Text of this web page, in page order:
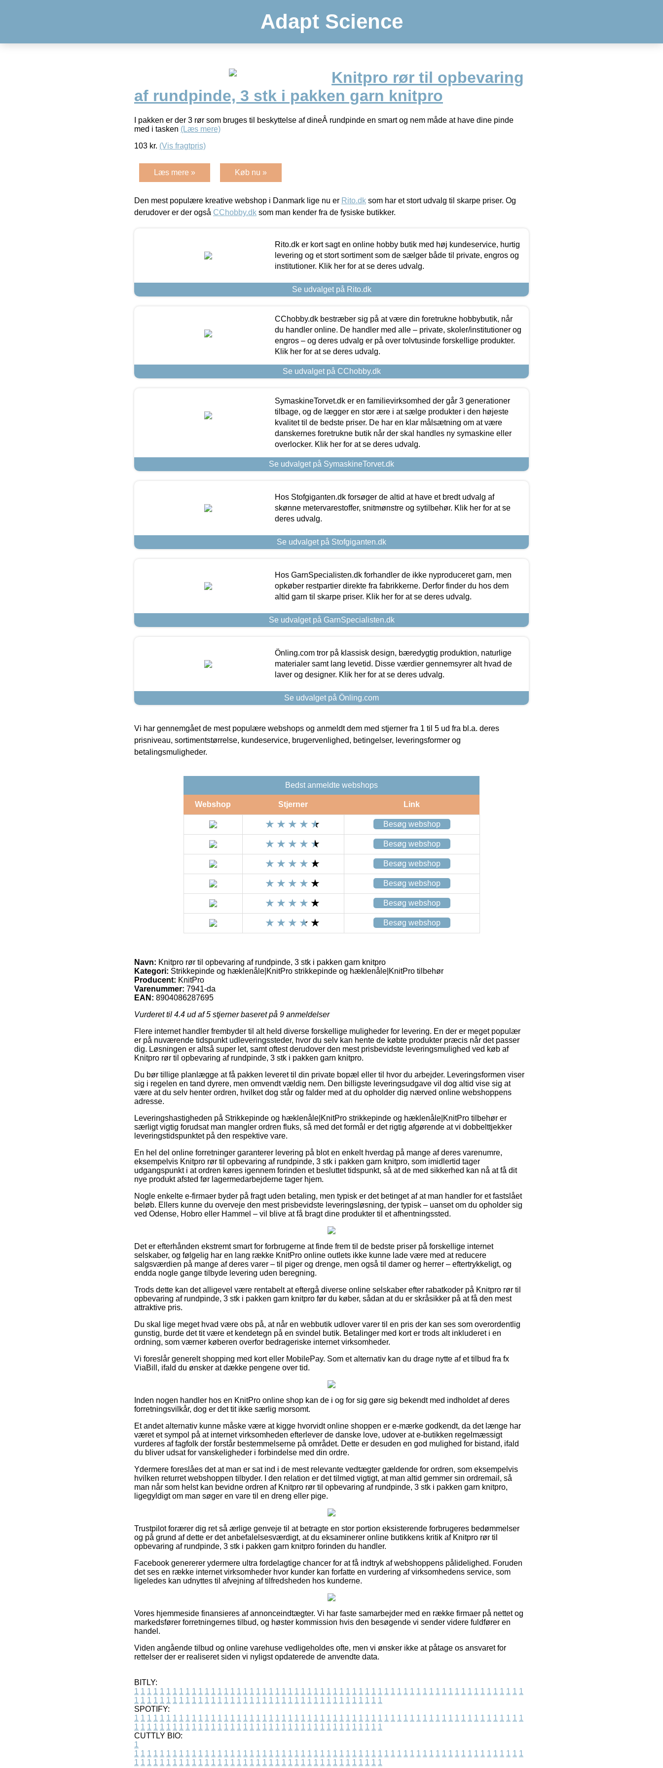
Adapt Science
Knitpro rør til opbevaring
af rundpinde, 3 stk i pakken garn knitpro
I pakken er der 3 rør som bruges til beskyttelse af dineÂ rundpinde en smart og nem måde at have dine pinde
med i tasken (Læs mere)
103 kr. (Vis fragtpris)
Læs mere » Køb nu »
Den mest populære kreative webshop i Danmark lige nu er Rito.dk som har et stort udvalg til skarpe priser. Og
derudover er der også CChobby.dk som man kender fra de fysiske butikker.
Rito.dk er kort sagt en online hobby butik med høj kundeservice, hurtig
levering og et stort sortiment som de sælger både til private, engros og
institutioner. Klik her for at se deres udvalg.
Se udvalget på Rito.dk
CChobby.dk bestræber sig på at være din foretrukne hobbybutik, når
du handler online. De handler med alle – private, skoler/institutioner og
engros – og deres udvalg er på over tolvtusinde forskellige produkter.
Klik her for at se deres udvalg.
Se udvalget på CChobby.dk
SymaskineTorvet.dk er en familievirksomhed der går 3 generationer
tilbage, og de lægger en stor ære i at sælge produkter i den højeste
kvalitet til de bedste priser. De har en klar målsætning om at være
danskernes foretrukne butik når der skal handles ny symaskine eller
overlocker. Klik her for at se deres udvalg.
Se udvalget på SymaskineTorvet.dk
Hos Stofgiganten.dk forsøger de altid at have et bredt udvalg af
skønne metervarestoffer, snitmønstre og sytilbehør. Klik her for at se
deres udvalg.
Se udvalget på Stofgiganten.dk
Hos GarnSpecialisten.dk forhandler de ikke nyproduceret garn, men
opkøber restpartier direkte fra fabrikkerne. Derfor finder du hos dem
altid garn til skarpe priser. Klik her for at se deres udvalg.
Se udvalget på GarnSpecialisten.dk
Önling.com tror på klassisk design, bæredygtig produktion, naturlige
materialer samt lang levetid. Disse værdier gennemsyrer alt hvad de
laver og designer. Klik her for at se deres udvalg.
Se udvalget på Önling.com
Vi har gennemgået de mest populære webshops og anmeldt dem med stjerner fra 1 til 5 ud fra bl.a. deres
prisniveau, sortimentstørrelse, kundeservice, brugervenlighed, betingelser, leveringsformer og
betalingsmuligheder.
Bedst anmeldte webshops
Webshop Stjerner Link
Besøg webshop
Besøg webshop
Besøg webshop
Besøg webshop
Besøg webshop
Besøg webshop
Navn: Knitpro rør til opbevaring af rundpinde, 3 stk i pakken garn knitpro
Kategori: Strikkepinde og hæklenåle|KnitPro strikkepinde og hæklenåle|KnitPro tilbehør
Producent: KnitPro
Varenummer: 7941-da
EAN: 8904086287695
Vurderet til 4.4 ud af 5 stjerner baseret på 9 anmeldelser
Flere internet handler frembyder til alt held diverse forskellige muligheder for levering. En der er meget populær
er på nuværende tidspunkt udleveringssteder, hvor du selv kan hente de købte produkter præcis når det passer
dig. Løsningen er altså super let, samt oftest derudover den mest prisbevidste leveringsmulighed ved køb af
Knitpro rør til opbevaring af rundpinde, 3 stk i pakken garn knitpro.
Du bør tillige planlægge at få pakken leveret til din private bopæl eller til hvor du arbejder. Leveringsformen viser
sig i regelen en tand dyrere, men omvendt vældig nem. Den billigste leveringsudgave vil dog altid vise sig at
være at du selv henter ordren, hvilket dog står og falder med at du opholder dig nærved online webshoppens
adresse.
Leveringshastigheden på Strikkepinde og hæklenåle|KnitPro strikkepinde og hæklenåle|KnitPro tilbehør er
særligt vigtig forudsat man mangler ordren fluks, så med det formål er det rigtig afgørende at vi dobbelttjekker
leveringstidspunktet på den respektive vare.
En hel del online forretninger garanterer levering på blot en enkelt hverdag på mange af deres varenumre,
eksempelvis Knitpro rør til opbevaring af rundpinde, 3 stk i pakken garn knitpro, som imidlertid tager
udgangspunkt i at ordren køres igennem forinden et besluttet tidspunkt, så at de med sikkerhed kan nå at få dit
nye produkt afsted før lagermedarbejderne tager hjem.
Nogle enkelte e-firmaer byder på fragt uden betaling, men typisk er det betinget af at man handler for et fastslået
beløb. Ellers kunne du overveje den mest prisbevidste leveringsløsning, der typisk – uanset om du opholder sig
ved Odense, Hobro eller Hammel – vil blive at få bragt dine produkter til et afhentningssted.
Det er efterhånden ekstremt smart for forbrugerne at finde frem til de bedste priser på forskellige internet
selskaber, og følgelig har en lang række KnitPro online outlets ikke kunne lade være med at reducere
salgsværdien på mange af deres varer – til piger og drenge, men også til damer og herrer – eftertrykkeligt, og
endda nogle gange tilbyde levering uden beregning.
Trods dette kan det alligevel være rentabelt at eftergå diverse online selskaber efter rabatkoder på Knitpro rør til
opbevaring af rundpinde, 3 stk i pakken garn knitpro før du køber, sådan at du er skråsikker på at få den mest
attraktive pris.
Du skal lige meget hvad være obs på, at når en webbutik udlover varer til en pris der kan ses som overordentlig
gunstig, burde det tit være et kendetegn på en svindel butik. Betalinger med kort er trods alt inkluderet i en
ordning, som værner køberen overfor bedrageriske internet virksomheder.
Vi foreslår generelt shopping med kort eller MobilePay. Som et alternativ kan du drage nytte af et tilbud fra fx
ViaBill, ifald du ønsker at dække pengene over tid.
Inden nogen handler hos en KnitPro online shop kan de i og for sig gøre sig bekendt med indholdet af deres
forretningsvilkår, dog er det tit ikke særlig morsomt.
Et andet alternativ kunne måske være at kigge hvorvidt online shoppen er e-mærke godkendt, da det længe har
været et sympol på at internet virksomheden efterlever de danske love, udover at e-butikken regelmæssigt
vurderes af fagfolk der forstår bestemmelserne på området. Dette er desuden en god mulighed for bistand, ifald
du bliver udsat for vanskeligheder i forbindelse med din ordre.
Ydermere foreslåes det at man er sat ind i de mest relevante vedtægter gældende for ordren, som eksempelvis
hvilken returret webshoppen tilbyder. I den relation er det tilmed vigtigt, at man altid gemmer sin ordremail, så
man når som helst kan bevidne ordren af Knitpro rør til opbevaring af rundpinde, 3 stk i pakken garn knitpro,
ligegyldigt om man søger en vare til en dreng eller pige.
Trustpilot forærer dig ret så ærlige genveje til at betragte en stor portion eksisterende forbrugeres bedømmelser
og på grund af dette er det anbefalelsesværdigt, at du eksaminerer online butikkens kritik af Knitpro rør til
opbevaring af rundpinde, 3 stk i pakken garn knitpro forinden du handler.
Facebook genererer ydermere ultra fordelagtige chancer for at få indtryk af webshoppens pålidelighed. Foruden
det ses en række internet virksomheder hvor kunder kan forfatte en vurdering af virksomhedens service, som
ligeledes kan udnyttes til afvejning af tilfredsheden hos kunderne.
Vores hjemmeside finansieres af annonceindtægter. Vi har faste samarbejder med en række firmaer på nettet og
markedsfører forretningernes tilbud, og høster kommission hvis den besøgende vi sender videre fuldfører en
handel.
Viden angående tilbud og online varehuse vedligeholdes ofte, men vi ønsker ikke at påtage os ansvaret for
rettelser der er realiseret siden vi nyligst opdaterede de anvendte data.
BITLY:
1 1 1 1 1 1 1 1 1 1 1 1 1 1 1 1 1 1 1 1 1 1 1 1 1 1 1 1 1 1 1 1 1 1 1 1 1 1 1 1 1 1 1 1 1 1 1 1 1 1 1 1 1 1 1 1 1 1 1 1 1
1 1 1 1 1 1 1 1 1 1 1 1 1 1 1 1 1 1 1 1 1 1 1 1 1 1 1 1 1 1 1 1 1 1 1 1 1 1 1
SPOTIFY:
1 1 1 1 1 1 1 1 1 1 1 1 1 1 1 1 1 1 1 1 1 1 1 1 1 1 1 1 1 1 1 1 1 1 1 1 1 1 1 1 1 1 1 1 1 1 1 1 1 1 1 1 1 1 1 1 1 1 1 1 1
1 1 1 1 1 1 1 1 1 1 1 1 1 1 1 1 1 1 1 1 1 1 1 1 1 1 1 1 1 1 1 1 1 1 1 1 1 1 1
CUTTLY BIO:
1
1 1 1 1 1 1 1 1 1 1 1 1 1 1 1 1 1 1 1 1 1 1 1 1 1 1 1 1 1 1 1 1 1 1 1 1 1 1 1 1 1 1 1 1 1 1 1 1 1 1 1 1 1 1 1 1 1 1 1 1 1
1 1 1 1 1 1 1 1 1 1 1 1 1 1 1 1 1 1 1 1 1 1 1 1 1 1 1 1 1 1 1 1 1 1 1 1 1 1 1